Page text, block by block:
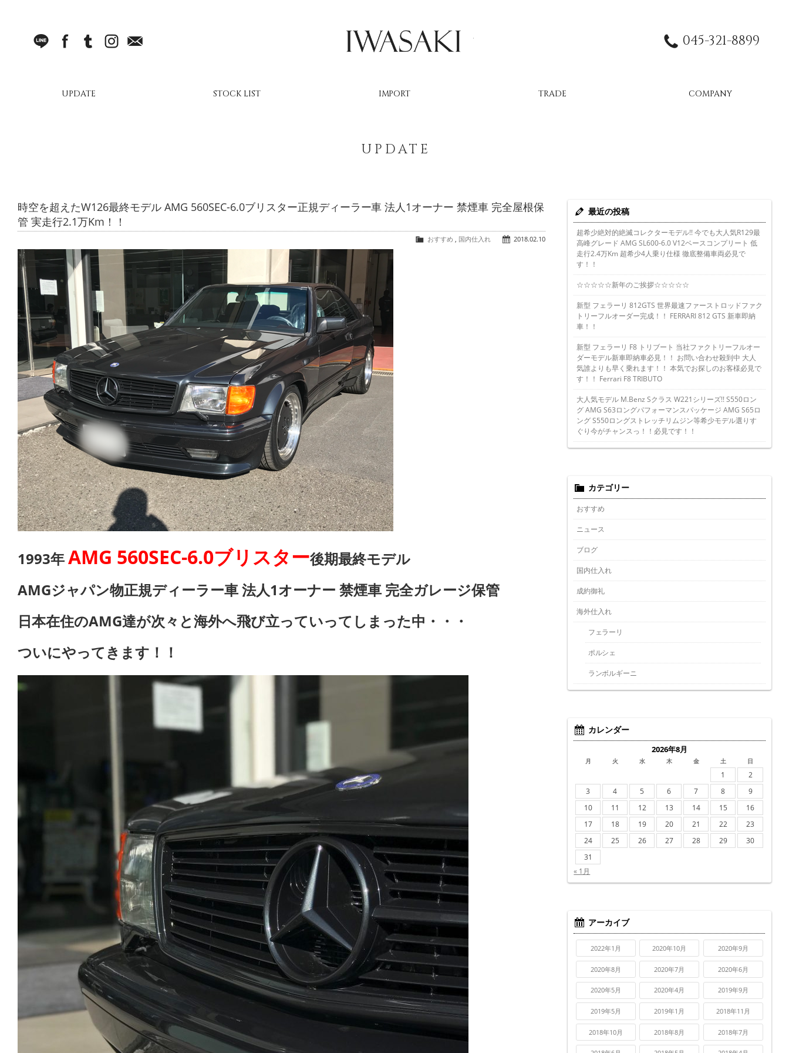
LINE facebookTumblr Instagram 045-321-8899
UPDATE STOCK LIST IMPORT TRADE COMPANY
UPDATE
時空を超えたW126最終モデル AMG 560SEC-6.0ブリスター正規ディーラー車 法人1オーナー 禁煙車 完全屋根保
管 実走行2.1万Km！！
2018.02.10
おすすめ 国内仕入れ
1993年AMG 560SEC-6.0ブリスター後期最終モデル
AMGジャパン物正規ディーラー車 法人1オーナー 禁煙車 完全ガレージ保管
日本在住のAMG達が次々と海外へ飛び立っていってしまった中・・・
ついにやってきます！！
最近の投稿
超希少絶対的絶滅コレクターモデル!! 今でも大人気R129最
高峰グレード AMG SL600-6.0 V12ベースコンプリート 低
走行2.4万Km 超希少4人乗り仕様 徹底整備車両必見で
す！！
☆☆☆☆☆新年のご挨拶☆☆☆☆☆
新型 フェラーリ 812GTS 世界最速ファーストロッドファク
トリーフルオーダー完成！！ FERRARI 812 GTS 新車即納
車！！
新型 フェラーリ F8 トリブート 当社ファクトリーフルオー
ダーモデル新車即納車必見！！ お問い合わせ殺到中 大人
気誰よりも早く乗れます！！ 本気でお探しのお客様必見で
す！！ Ferrari F8 TRIBUTO
大人気モデル M.Benz Sクラス W221シリーズ!! S550ロン
グ AMG S63ロングパフォーマンスパッケージ AMG S65ロ
ング S550ロングストレッチリムジン等希少モデル選りす
ぐり今がチャンスっ！！必見です！！
カテゴリー
おすすめ
ニュース
ブログ
国内仕入れ
成約御礼
海外仕入れ
フェラーリ
ポルシェ
ランボルギーニ
カレンダー
2026年8月
月 火 水 木 金 土 日
1
2
3
4 5 6 7 8
9
10
11 12 13 14 15
16
17
18 19 20 21 22
23
24
25 26 27 28 29
30
31
« 1月
アーカイブ
2022年1月 2020年10月 2020年9月
2020年8月 2020年7月 2020年6月
2020年5月 2020年4月 2019年9月
2019年5月 2019年1月 2018年11月
2018年10月 2018年8月 2018年7月